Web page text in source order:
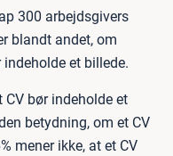
300 arbejdsgivers
blandt andet, om
indeholde et billede.
CV bør indeholde et
betydning, om et CV
mener ikke, at et CV